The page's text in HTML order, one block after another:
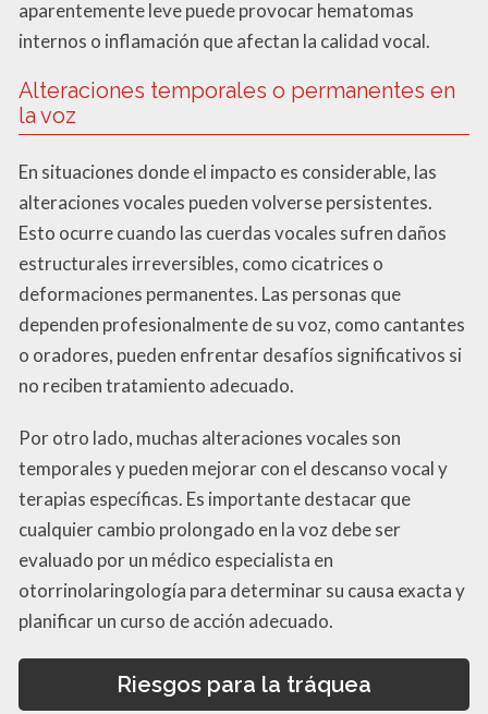
aparentemente leve puede provocar hematomas
internos o inflamación que afectan la calidad vocal.
Alteraciones temporales o permanentes en
la voz
En situaciones donde el impacto es considerable, las
alteraciones vocales pueden volverse persistentes.
Esto ocurre cuando las cuerdas vocales sufren daños
estructurales irreversibles, como cicatrices o
deformaciones permanentes. Las personas que
dependen profesionalmente de su voz, como cantantes
o oradores, pueden enfrentar desafíos significativos si
no reciben tratamiento adecuado.
Por otro lado, muchas alteraciones vocales son
temporales y pueden mejorar con el descanso vocal y
terapias específicas. Es importante destacar que
cualquier cambio prolongado en la voz debe ser
evaluado por un médico especialista en
otorrinolaringología para determinar su causa exacta y
planificar un curso de acción adecuado.
Riesgos para la tráquea